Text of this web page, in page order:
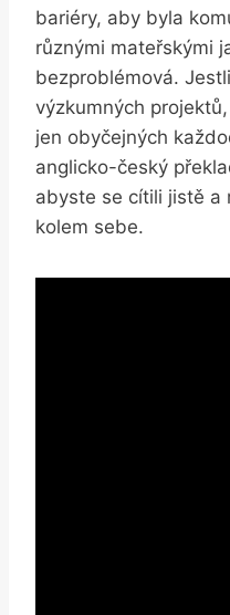
bariéry, aby byla
různými mateřskými
bezproblémová.
výzkumných
jen obyčejných
anglicko-český
abyste se cítili jistě a
kolem sebe.